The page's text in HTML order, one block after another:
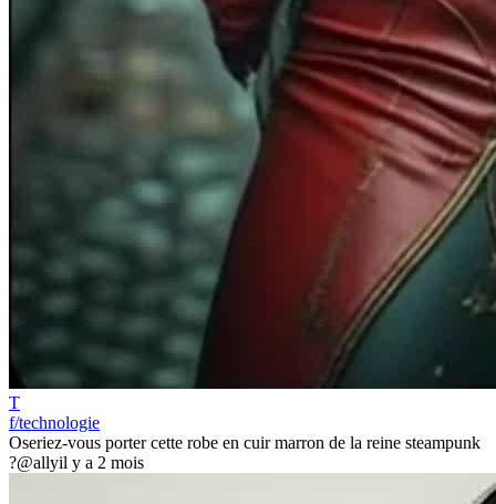
T
f/technologie
Oseriez-vous porter cette robe en cuir marron de la reine steampunk
?@allyil y a 2 mois